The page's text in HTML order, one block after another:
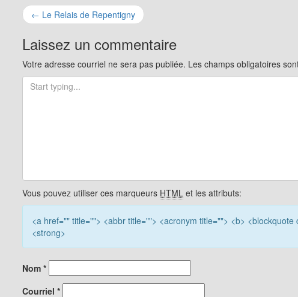
Navigation
pour
les
articles
← Le Relais de Repentigny
Laissez un commentaire
Votre adresse courriel ne sera pas publiée. Les champs obligatoires
Vous pouvez utiliser ces marqueurs HTML et les attributs:
<a href="" title=""> <abbr title=""> <acronym title=""> <b>
<strong>
Nom *
Courriel *